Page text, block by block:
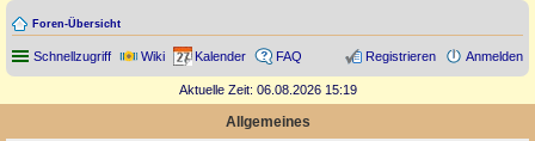
Foren-Übersicht
Schnellzugriff Wiki Kalender FAQ Anmelden
Registrieren
Aktuelle Zeit: 06.08.2026 15:19
Allgemeines